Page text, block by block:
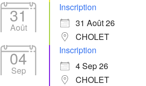
31
Août
Inscription
31 Août 26
CHOLET
04
Sep
Inscription
4 Sep 26
CHOLET